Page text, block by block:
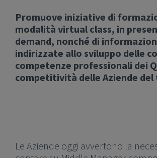
Promuove iniziative di
modalità virtual class, in
demand, nonché di
indirizzate allo sviluppo delle
competenze professionali dei
competitività delle Aziende
Le Aziende oggi avvertono la